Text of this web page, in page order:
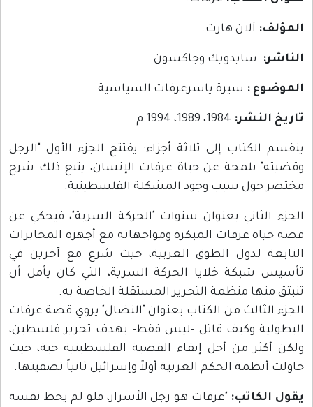
المؤلف: آلان هارت.
الناشر: سايدويك وجاكسون.
الموضوع : سيرة ياسرعرفات السياسية.
تاريخ النشر: 1984، 1989، 1994 م.
ينقسم الكتاب إلى ثلاثة أجزاء: يفتتح الجزء الأول "الرجل
وقضيته" بلمحة عن حياة عرفات الإنسان، يتبع ذلك شرح
مختصر حول سبب وجود المشكلة الفلسطينية.
الجزء الثاني بعنوان سنوات "الحركة السرية"، فيحكي عن
قصه حياة عرفات المبكرة ومواجهاته مع أجهزة المخابرات
التابعة لدول الطوق العربية، حيث شرع مع آخرين في
تأسيس شبكة خلايا الحركة السرية، التي كان يأمل أن
تنبثق منها منظمة التحرير المستقلة الخاصة به.
الجزء الثالث من الكتاب بعنوان "النضال" يروي قصة عرفات
البطولية وكيف قاتل -ليس فقط- بهدف تحرير فلسطين،
ولكن أكثر من أجل إبقاء القضية الفلسطينية حية، حيث
حاولت أنظمة الحكم العربية أولاً وإسرائيل ثانياً تصفيتها.
يقول الكاتب: "عرفات هو رجل الأسرار، فلو لم يحط نفسه